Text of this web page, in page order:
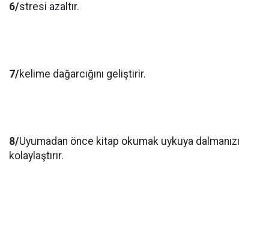
6/stresi azaltır.
7/kelime dağarcığını geliştirir.
8/Uyumadan önce kitap okumak uykuya dalmanızı
kolaylaştırır.